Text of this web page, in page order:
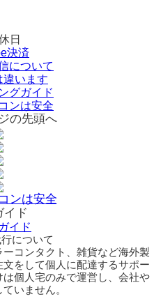
日
イド
イド
について
コンタクト、雑貨など海外製
をして個人に配達するサポー
個人宅のみで運営し、会社や
いません。